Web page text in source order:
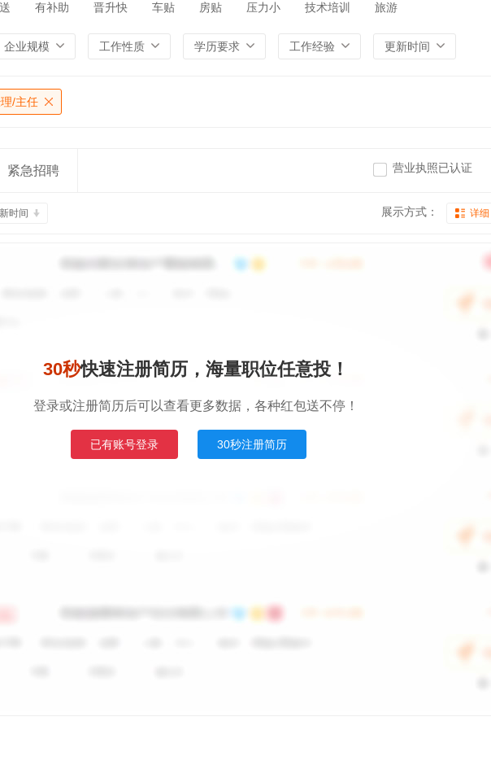
有补助 晋升快 车贴 房贴 压力小 技术培训 旅游
企业规模 工作性质 学历要求 工作经验 更新时间
/主任
紧急招聘 营业执照已认证
时间 展示方式： 详细
30秒快速注册简历，海量职位任意投！
登录或注册简历后可以查看更多数据，各种红包送不停！
已有账号登录 30秒注册简历